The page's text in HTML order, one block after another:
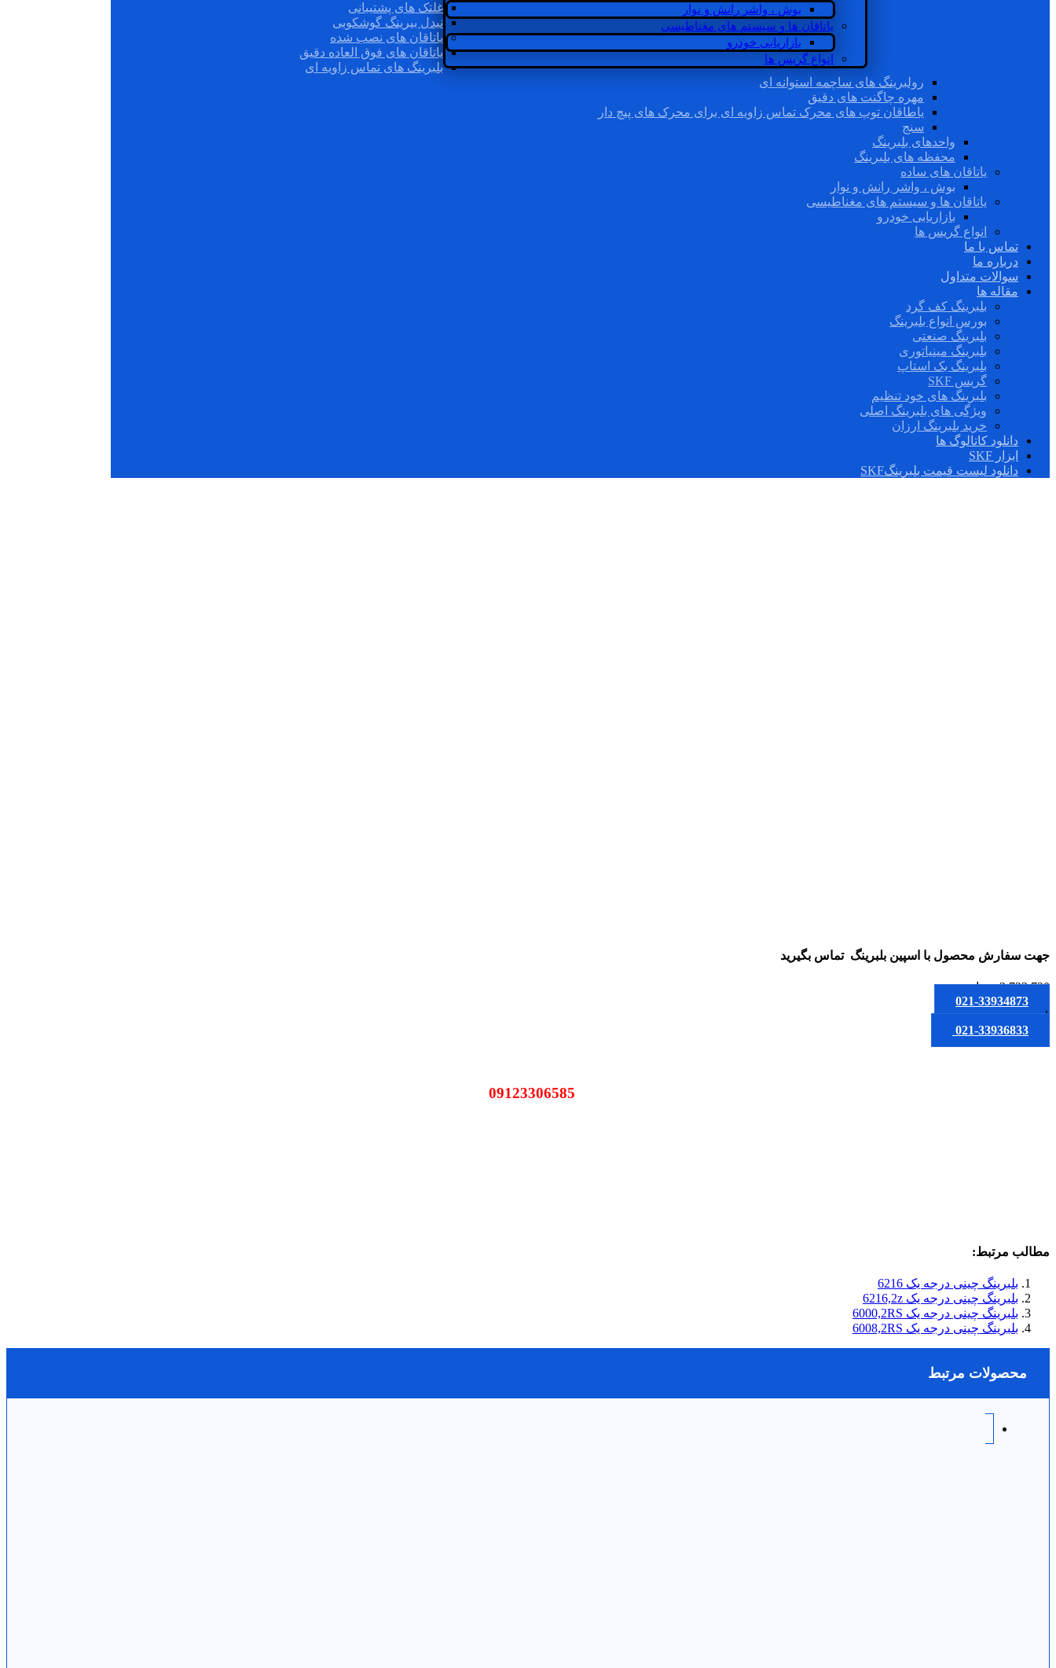
بوش ، واشر رانش و نوار
یاتاقان ها و سیستم های مغناطیسی
بازاریابی خودرو
انواع گریس ها
غلتک های پشتیبانی
نیدل بیرینگ گوشکوبی
یاتاقان های نصب شده
یاتاقان های فوق العاده دقیق
بلبرینگ های تماس زاویه ای
رولبرینگ های ساچمه استوانه ای
مهره چاگنت های دقیق
یاطاقان توپ های محرک تماس زاویه ای برای محرک های پیچ دار
سنج
واحدهای بلبرینگ
محفظه های بلبرینگ
یاتاقان های ساده
بوش ، واشر رانش و نوار
یاتاقان ها و سیستم های مغناطیسی
بازاریابی خودرو
انواع گریس ها
تماس با ما
درباره ما
سوالات متداول
مقاله ها
بلبرینگ کف گرد
بورس انواع بلبرینگ
بلبرینگ صنعتی
بلبرینگ مینیاتوری
بلبرینگ بک استاپ
گریس SKF
بلبرینگ های خود تنظیم
ویژگی های بلبرینگ اصلی
خرید بلبرینگ ارزان
دانلود کاتالوگ ها
ابزار SKF
دانلود لیست قیمت بلبرینگSKF
جهت سفارش محصول با اسپین بلبرینگ تماس بگیرید
2,722,720 تومان
021-33934873
یا
021-33936833
مطالب مرتبط:
بلبرینگ چینی درجه یک 6216
بلبرینگ چینی درجه یک 6216,2z
بلبرینگ چینی درجه یک 6000,2RS
بلبرینگ چینی درجه یک 6008,2RS
محصولات مرتبط